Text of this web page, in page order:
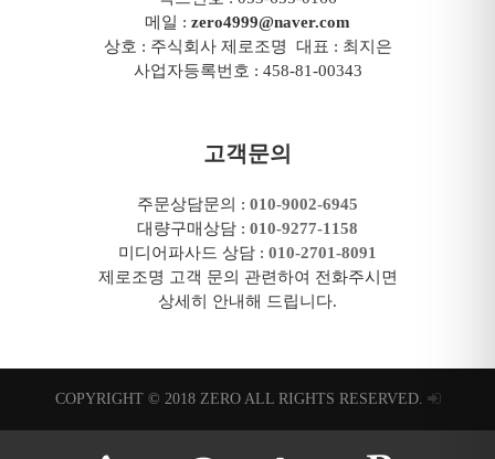
메일 : zero4999@naver.com
상호 : 주식회사 제로조명 대표 : 최지은
사업자등록번호 : 458-81-00343
고객문의
주문상담문의 : 010-9002-6945
대량구매상담 : 010-9277-1158
미디어파사드 상담 : 010-2701-8091
제로조명 고객 문의 관련하여 전화주시면
상세히 안내해 드립니다.
COPYRIGHT © 2018 ZERO ALL RIGHTS RESERVED.